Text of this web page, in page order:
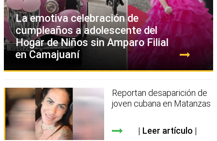
La emotiva celebración de
cumpleaños a adolescente del
Hogar de Niños sin Amparo Filial
en Camajuaní
Reportan desaparición de
joven cubana en Matanzas
Leer artículo